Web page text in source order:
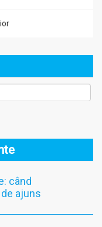
când
ajuns